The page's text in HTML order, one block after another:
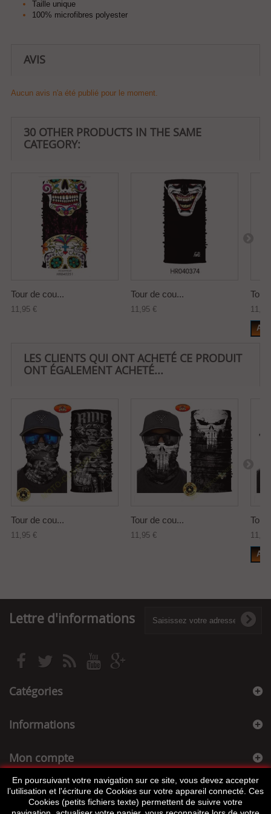
Taille unique
100% microfibres polyester
AVIS
Aucun avis n'a été publié pour le moment.
30 OTHER PRODUCTS IN THE SAME
CATEGORY:
Tour de cou...
11,95 €
Tour de cou...
11,95 €
Tour
LES CLIENTS QUI ONT ACHETÉ CE PRODUIT
ONT ÉGALEMENT ACHETÉ...
Tour de cou...
11,95 €
Tour de cou...
11,95 €
Tour
Lettre d'informations
Catégories
Informations
Mon compte
Informations sur votre boutique
En poursuivant votre navigation sur ce site, vous devez accepter
l’utilisation et l'écriture de Cookies sur votre appareil connecté. Ces
Cookies (petits fichiers texte) permettent de suivre votre